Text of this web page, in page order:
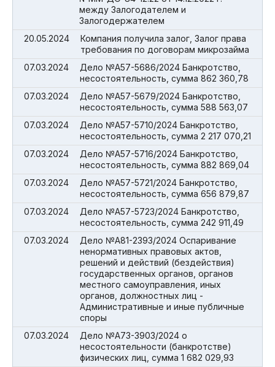
между Залогодателем и
Залогодержателем
20.05.2024
Компания получила залог, Залог права
требования по договорам микрозайма
07.03.2024
Дело №А57-5686/2024 Банкротство,
несостоятельность, сумма 862 360,78
07.03.2024
Дело №А57-5679/2024 Банкротство,
несостоятельность, сумма 588 563,07
07.03.2024
Дело №А57-5710/2024 Банкротство,
несостоятельность, сумма 2 217 070,21
07.03.2024
Дело №А57-5716/2024 Банкротство,
несостоятельность, сумма 882 869,04
07.03.2024
Дело №А57-5721/2024 Банкротство,
несостоятельность, сумма 656 879,87
07.03.2024
Дело №А57-5723/2024 Банкротство,
несостоятельность, сумма 242 911,49
07.03.2024
Дело №А81-2393/2024 Оспаривание
ненормативных правовых актов,
решений и действий (бездействия)
государственных органов, органов
местного самоуправления, иных
органов, должностных лиц -
Административные и иные публичные
споры
07.03.2024
Дело №А73-3903/2024 о
несостоятельности (банкротстве)
физических лиц, сумма 1 682 029,93